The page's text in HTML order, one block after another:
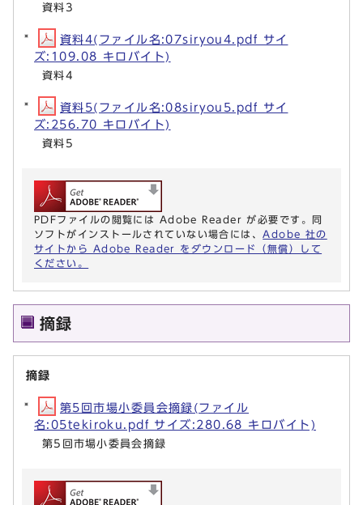
資料3
資料4(ファイル名:07siryou4.pdf サイ
ズ:109.08 キロバイト)
資料4
資料5(ファイル名:08siryou5.pdf サイ
ズ:256.70 キロバイト)
資料5
PDFファイルの閲覧には Adobe Reader が必要です。同
ソフトがインストールされていない場合には、 Adobe 社の
サイトから Adobe Reader をダウンロード（無償）して
ください。
摘録
摘録
第5回市場小委員会摘録(ファイル
名:05tekiroku.pdf サイズ:280.68 キロバイト)
第5回市場小委員会摘録